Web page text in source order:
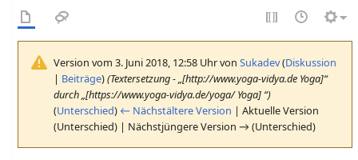
Version vom 3. Juni 2018, 12:58 Uhr vonSukadev(Diskussion
| Beiträge)(Textersetzung - „[http://www.yoga-vidya.de Yoga]“
durch „[https://www.yoga-vidya.de/yoga/ Yoga] “)
(Unterschied) ← Nächstältere Version | Aktuelle Version
(Unterschied) | Nächstjüngere Version → (Unterschied)